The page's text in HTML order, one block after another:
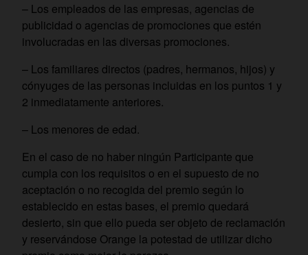
– Los empleados de las empresas, agencias de
publicidad o agencias de promociones que estén
involucradas en las diversas promociones.
– Los familiares directos (padres, hermanos, hijos) y
cónyuges de las personas incluidas en los puntos 1 y
2 inmediatamente anteriores.
– Los menores de edad.
En el caso de no haber ningún Participante que
cumpla con los requisitos o en el supuesto de no
aceptación o no recogida del premio según lo
establecido en estas bases, el premio quedará
desierto, sin que ello pueda ser objeto de reclamación
y reservándose Orange la potestad de utilizar dicho